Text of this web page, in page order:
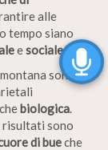
alle
tempo siano
esociale.
sono
biologica
risultati sono
di bueche